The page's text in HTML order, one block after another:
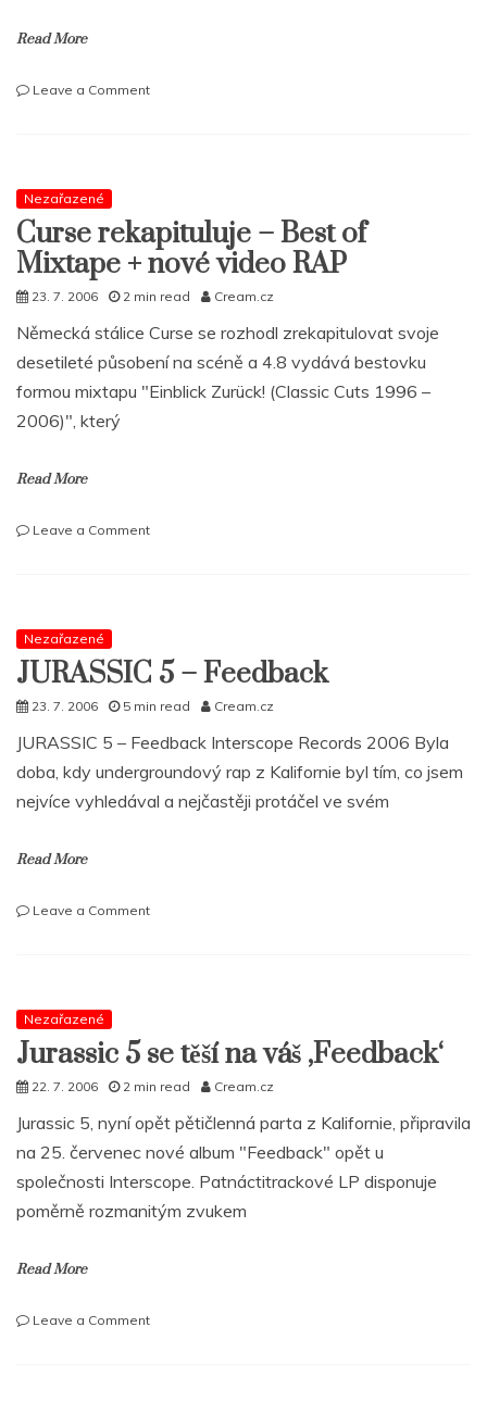
Read More
Leave a Commenton
v
Praze!!!
Nezařazené
Curse rekapituluje – Best of
Mixtape + nové video RAP
23. 7. 2006 2 min read Cream.cz
Německá stálice Curse se rozhodl zrekapitulovat svoje
desetileté působení na scéně a 4.8 vydává bestovku
formou mixtapu "Einblick Zurück! (Classic Cuts 1996 –
2006)", který
Read More
Leave a Commenton
Mixtape
+
nové
RAP
Nezařazené
JURASSIC 5 – Feedback
23. 7. 2006 5 min read Cream.cz
JURASSIC 5 – Feedback Interscope Records 2006 Byla
doba, kdy undergroundový rap z Kalifornie byl tím, co jsem
nejvíce vyhledával a nejčastěji protáčel ve svém
Read More
Leave a Commenton
Nezařazené
Jurassic 5 se těší na váš ‚Feedback‘
22. 7. 2006 2 min read Cream.cz
Jurassic 5, nyní opět pětičlenná parta z Kalifornie, připravila
na 25. červenec nové album "Feedback" opět u
společnosti Interscope. Patnáctitrackové LP disponuje
poměrně rozmanitým zvukem
Read More
Leave a Commenton